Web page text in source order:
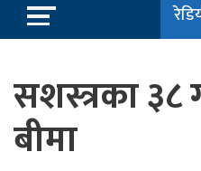
सशस्त्रका ३८
बीमा